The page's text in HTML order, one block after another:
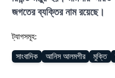
জগতের ব্যক্তির নাম রয়েছে।
ট্যাগসমূহ:
সাংবাদিক আনিস আলমগীর মুক্তি